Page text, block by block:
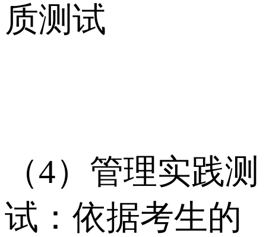
质测试
（4）管理实践测
试：依据考生的